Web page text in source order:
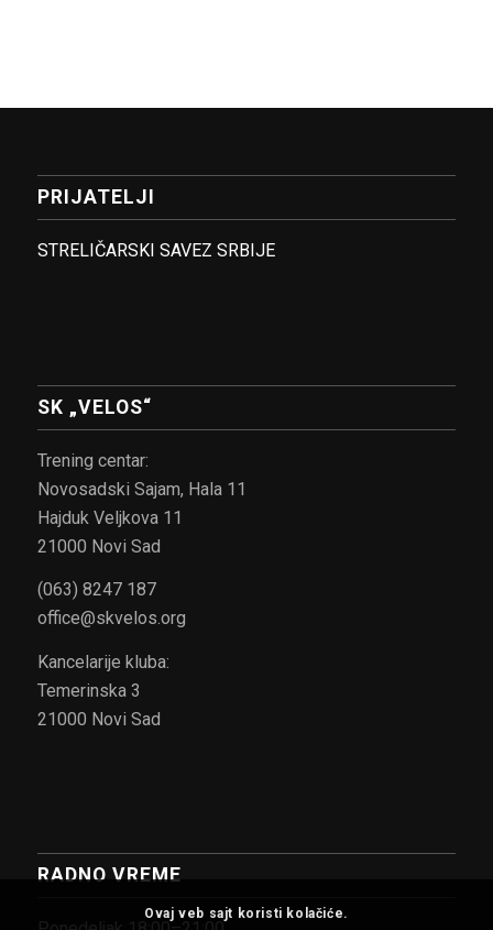
PRIJATELJI
STRELIČARSKI SAVEZ SRBIJE
SK „VELOS“
Trening centar:
Novosadski Sajam, Hala 11
Hajduk Veljkova 11
21000 Novi Sad
(063) 8247 187
office@skvelos.org
Kancelarije kluba:
Temerinska 3
21000 Novi Sad
RADNO VREME
Ovaj veb sajt koristi kolačiće.